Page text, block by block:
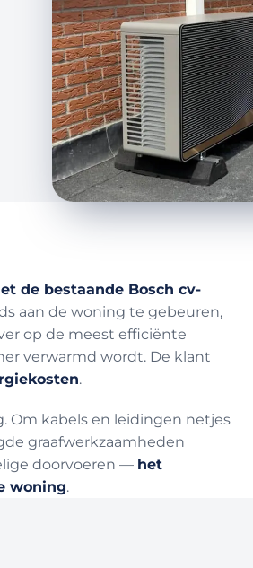
de bestaande Bosch cv-
aan de woning te gebeuren,
op de meest efficiënte
verwarmd wordt. De klant
.
Om kabels en leidingen netjes
graafwerkzaamheden
doorvoeren — het
woning.